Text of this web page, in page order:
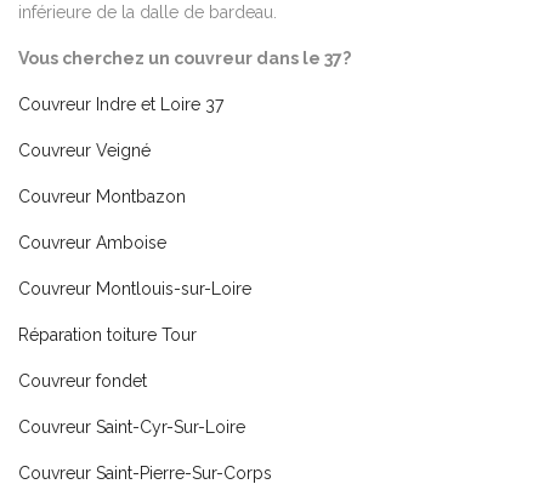
inférieure de la dalle de bardeau.
Vous cherchez un couvreur dans le 37?
Couvreur Indre et Loire 37
Couvreur Veigné
Couvreur Montbazon
Couvreur Amboise
Couvreur Montlouis-sur-Loire
Réparation toiture Tour
Couvreur fondet
Couvreur Saint-Cyr-Sur-Loire
Couvreur Saint-Pierre-Sur-Corps